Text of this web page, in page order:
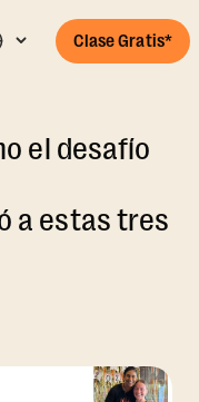
Clase Gratis*
el desafío
a estas tres